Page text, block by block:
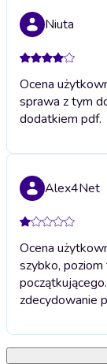
Niuta
Ocena
sprawa z tym
dodatkiem pdf.
Alex4Net
Ocena
szybko,
początkującego.
zdecydowanie